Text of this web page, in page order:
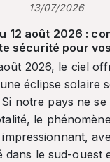
13/07/2026
12 août 2026 :
sécurité pour
2026, le ciel
éclipse solaire
notre pays ne
le
dans le sud-ouest